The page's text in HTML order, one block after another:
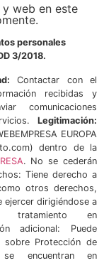
web en este
personales
3/2018.
Contactar con el
recibidas y
comunicaciones
Legitimación:
EUROPA
dentro de la
. No se cederán
Tiene derecho a
otros derechos,
ejercer dirigiéndose a
en
adicional: Puede
sobre Protección de
encuentran en